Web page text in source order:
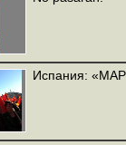
Испания: